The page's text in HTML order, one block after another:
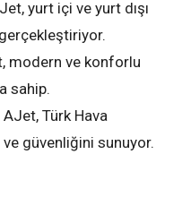
yurt içi ve yurt dışı
modern ve konforlu
sahip.
AJet, Türk Hava
ve güvenliğini sunuyor.